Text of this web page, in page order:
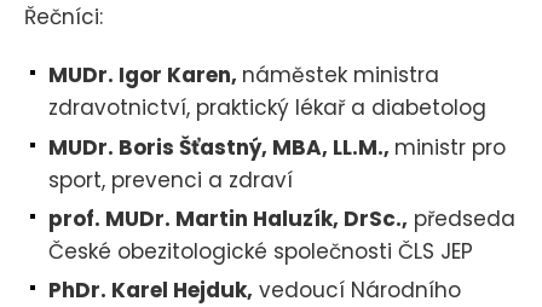
Řečníci:
MUDr. Igor Karen, náměstek ministra
zdravotnictví, praktický lékař a diabetolog
MUDr. Boris Šťastný, MBA, LL.M., ministr pro
sport, prevenci a zdraví
prof. MUDr. Martin Haluzík, DrSc., předseda
České obezitologické společnosti ČLS JEP
PhDr. Karel Hejduk, vedoucí Národního